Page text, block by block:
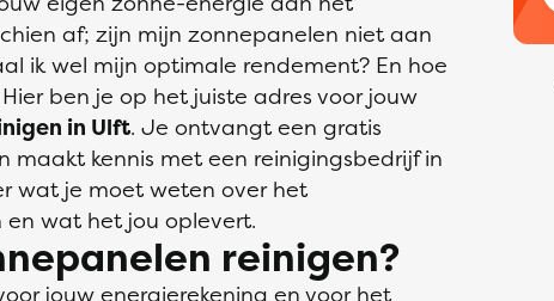
af; zijn mijn zonnepanelen niet aan
ik wel mijn optimale rendement? En hoe
ben je op het juiste adres voor jouw
in Ulft. Je ontvangt een gratis
maakt kennis met een reinigingsbedrijf in
wat je moet weten over het
wat het jou oplevert.
reinigen?
jouw energierekening en voor het